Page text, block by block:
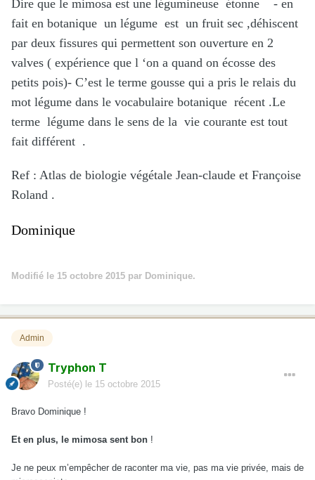
Dire que le mimosa est une légumineuse étonne - en
fait en botanique un légume est un fruit sec ,déhiscent
par deux fissures qui permettent son ouverture en 2
valves ( expérience que l ‘on a quand on écosse des
petits pois)- C’est le terme gousse qui a pris le relais du
mot légume dans le vocabulaire botanique récent .Le
terme légume dans le sens de la vie courante est tout
fait différent .
Ref : Atlas de biologie végétale Jean-claude et Françoise
Roland .
Dominique
Modifié le 15 octobre 2015 par Dominique.
Admin
Tryphon T
Posté(e) le 15 octobre 2015
Bravo Dominique !
Et en plus, le mimosa sent bon !
Je ne peux m’empêcher de raconter ma vie, pas ma vie privée, mais de